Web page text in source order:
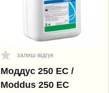
залиш відгук
Моддус 250 EC /
Moddus 250 EC